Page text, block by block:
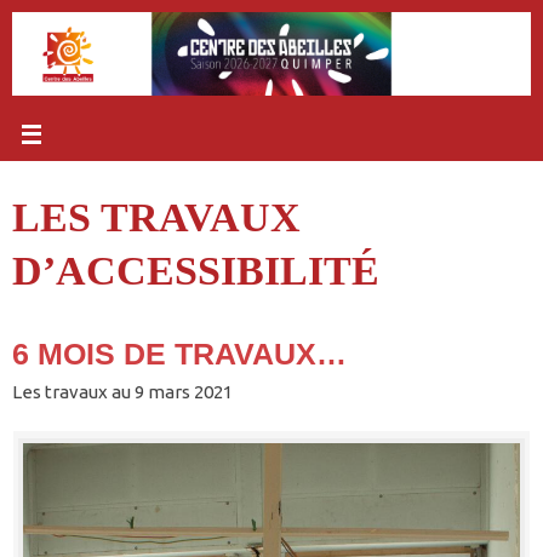
Passer
contenu
LES TRAVAUX
D’ACCESSIBILITÉ
6 MOIS DE TRAVAUX…
Les travaux au 9 mars 2021